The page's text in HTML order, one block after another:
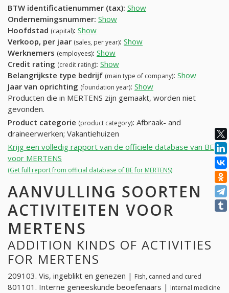
BTW identificatienummer (tax): Show
Ondernemingsnummer: Show
Hoofdstad (capital): Show
Verkoop, per jaar (sales, per year): Show
Werknemers (employees): Show
Credit rating (credit rating): Show
Belangrijkste type bedrijf (main type of company): Show
Jaar van oprichting (foundation year): Show
Producten die in MERTENS zijn gemaakt, worden niet
gevonden.
Product categorie (product category): Afbraak- and
draineerwerken; Vakantiehuizen
Krijg een volledig rapport van de officiële database van BE
voor MERTENS
(Get full report from official database of BE for MERTENS)
AANVULLING SOORTEN
ACTIVITEITEN VOOR
MERTENS
ADDITION KINDS OF ACTIVITIES
FOR MERTENS
209103. Vis, ingeblikt en genezen | Fish, canned and cured
801101. Interne geneeskunde beoefenaars | Internal medicine